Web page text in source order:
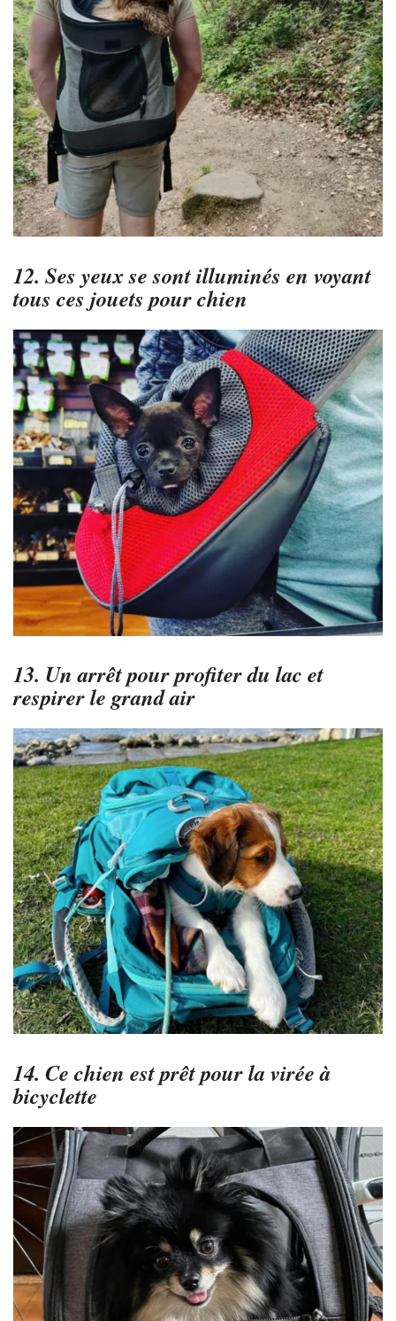
12. Ses yeux se sont illuminés en voyant
tous ces jouets pour chien
13. Un arrêt pour profiter du lac et
respirer le grand air
14. Ce chien est prêt pour la virée à
bicyclette